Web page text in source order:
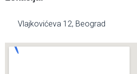
Vlajkovićeva 12, Beograd